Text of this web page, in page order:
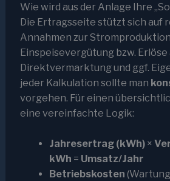
Wie wird aus der Anlage Ihre
Die Ertragsseite stützt sich auf
Annahmen zur
Einspeisevergütung bzw. Erlöse
Direktvermarktung und ggf.
jeder Kalkulation sollte man
vorgehen. Für einen
eine vereinfachte Logik:
Jahresertrag (kWh)×
kWh = Umsatz/Jahr
Betriebskosten